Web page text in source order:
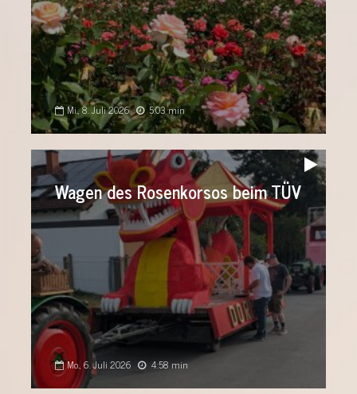
Mi., 8. Juli 2026 5:03 min
Audio-
Player
Wagen des Rosenkorsos beim TÜV
Mo., 6. Juli 2026 4:58 min